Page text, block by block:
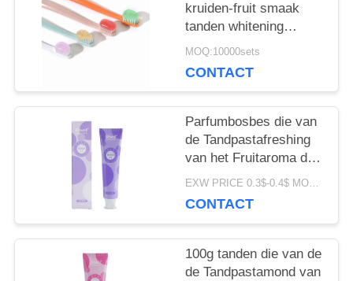
kruiden-fruit smaak
tanden whitening
tandpasta voor alle
MOQ:10000sets
CONTACT
Parfumbosbes die van
de Tandpastafreshing
van het Fruitaroma de
Adem 100G witten
EXW PRICE 0.3$-0.4$ MOQ:500pcs-30000pcs
CONTACT
100g tanden die van de
de Tandpastamond van